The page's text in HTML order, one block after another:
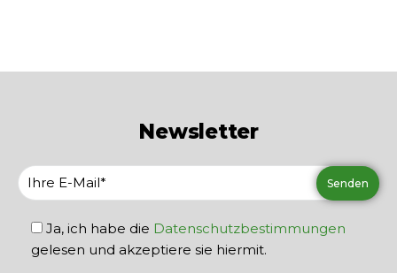
Newsletter
Ja, ich habe die Datenschutzbestimmungen
gelesen und akzeptiere sie hiermit.